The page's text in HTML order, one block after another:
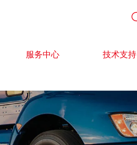
服务中心 技术支持